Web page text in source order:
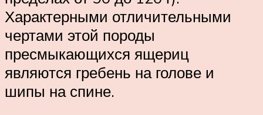
Характерными отличительными
чертами этой породы
пресмыкающихся ящериц
являются гребень на голове и
шипы на спине.